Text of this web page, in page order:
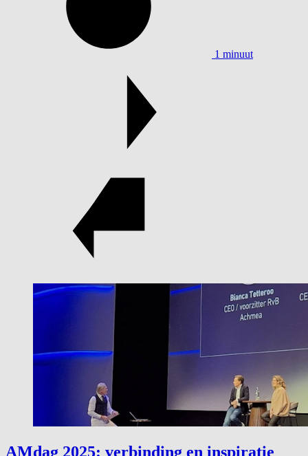
1 minuut
AMdag 2025: verbinding en inspiratie